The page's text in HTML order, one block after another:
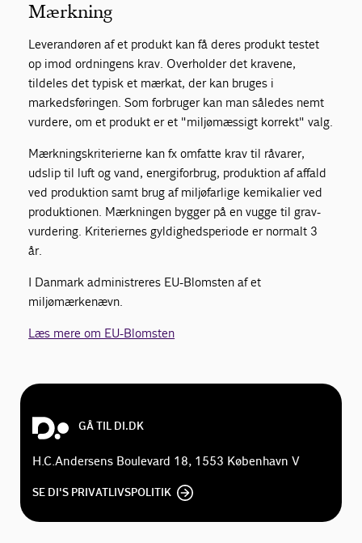
Mærkning
Leverandøren af et produkt kan få deres produkt testet
op imod ordningens krav. Overholder det kravene,
tildeles det typisk et mærkat, der kan bruges i
markedsføringen. Som forbruger kan man således nemt
vurdere, om et produkt er et "miljømæssigt korrekt" valg.
Mærkningskriterierne kan fx omfatte krav til råvarer,
udslip til luft og vand, energiforbrug, produktion af affald
ved produktion samt brug af miljøfarlige kemikalier ved
produktionen. Mærkningen bygger på en vugge til grav-
vurdering. Kriteriernes gyldighedsperiode er normalt 3
år.
I Danmark administreres EU-Blomsten af et
miljømærkenævn.
Læs mere om EU-Blomsten
GÅ TIL DI.DK
H.C.Andersens Boulevard 18, 1553 København V
SE DI'S PRIVATLIVSPOLITIK